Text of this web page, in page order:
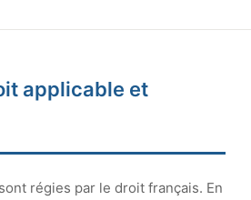
applicable et
régies par le droit français. En